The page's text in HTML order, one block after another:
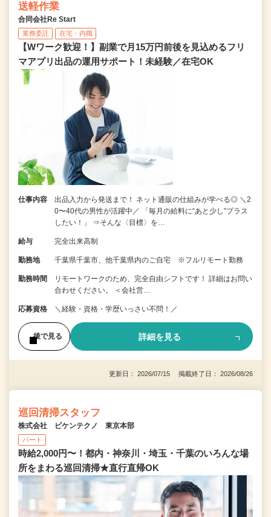
送軽作業
合同会社Re Start
業務委託 在宅・内職
【Wワーク歓迎！】副業で月15万円前後を見込めるフリ
マアプリ出品の運用サポート！未経験／在宅OK
仕事内容
出品入力から発送まで！ ネット通販の仕組みが学べる◎ ＼2
0〜40代の男性が活躍中／ 「毎月の給料に“あと少し”プラス
したい！」 ⇒そんな〈目標〉を…
給与 完全出来高制
勤務地 千葉県千葉市、他千葉県内のご自宅 ※フルリモート勤務
勤務時間
リモートワークのため、完全自由シフトです！ 詳細はお問い
合わせください。 ＜会社営…
応募資格 ＼経験・資格・学歴いっさい不問！／
後で見る 詳細を見る
更新日： 2026/07/15 掲載終了日： 2026/08/26
巡回清掃スタッフ
株式会社 ビケンテクノ 東京本部
パート
時給2,000円〜！都内・神奈川・埼玉・千葉のいろんな場
所をまわる巡回清掃★直行直帰OK